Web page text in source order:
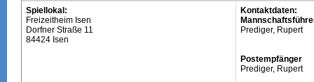
Spiellokal:
Freizeitheim Isen
Dorfner Straße 11
84424 Isen
Kontaktdaten:
Prediger, Rupert
Postempfänger
Prediger, Rupert